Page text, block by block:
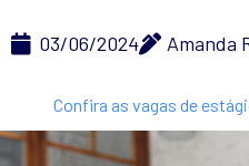
03/06/2024 Amanda
Confira as vagas de